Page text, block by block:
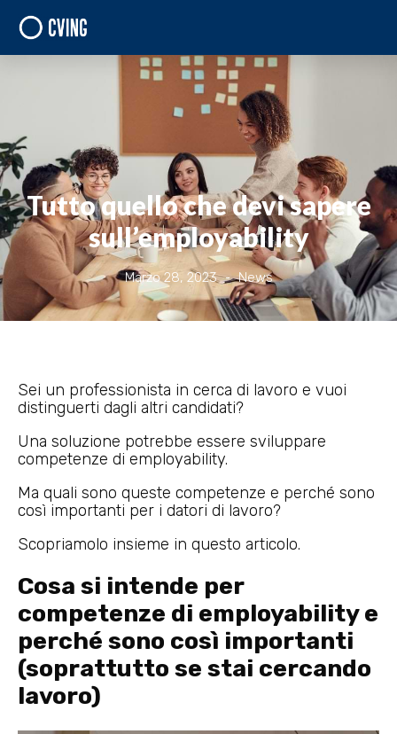
Tutto quello che devi sapere
sull’employability
Marzo 28, 2023 News
Sei un professionista in cerca di lavoro e vuoi
distinguerti dagli altri candidati?
Una soluzione potrebbe essere sviluppare
competenze di employability.
Ma quali sono queste competenze e perché sono
così importanti per i datori di lavoro?
Scopriamolo insieme in questo articolo.
Cosa si intende per
competenze di employability e
perché sono così importanti
(soprattutto se stai cercando
lavoro)